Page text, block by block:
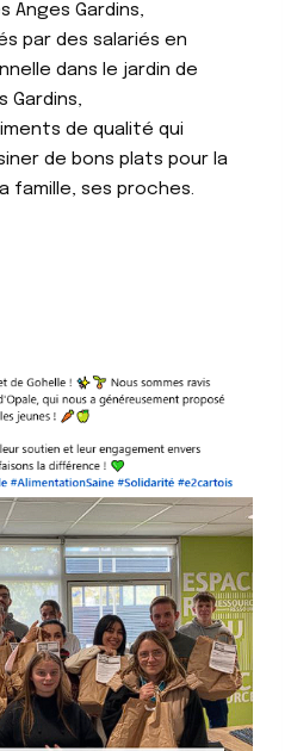
Anges Gardins,
par des salariés en
dans le jardin de
Gardins,
de qualité qui
de bons plats pour la
famille, ses proches.